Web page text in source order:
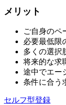
メリット
ご自身のペ
必要最低限
多くの選択
将来的な求
途中でエー
条件に合う
セルフ型登録